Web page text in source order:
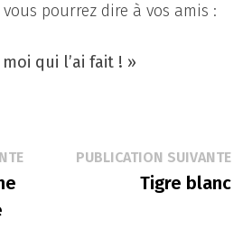
pourrez dire à vos amis :
moi qui l’ai fait ! »
PublicationPUBLICATION SUIVANTE
Tigre blanc